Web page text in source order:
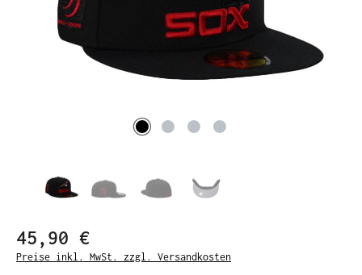
45,90 €
Preise inkl. MwSt. zzgl. Versandkosten